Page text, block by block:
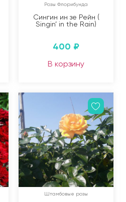
Розы Флорибунда
Сингин ин зе Рейн (
Singin’ in the Rain)
400 ₽
В корзину
Штамбовые розы